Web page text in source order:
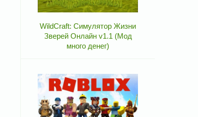
WildCraft: Симулятор Жизни
Зверей Онлайн v1.1 (Мод
много денег)